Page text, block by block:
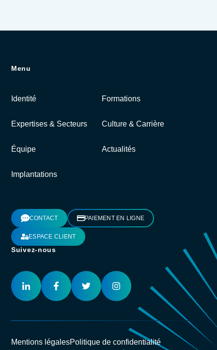
Menu
Identité Formations
Expertises & Secteurs Culture & Carrière
Équipe Actualités
Implantations
CONTACT PAIEMENT EN LIGNE
ESPACE CLIENT
Suivez-nous
Mentions légalesPolitique de confidentialité